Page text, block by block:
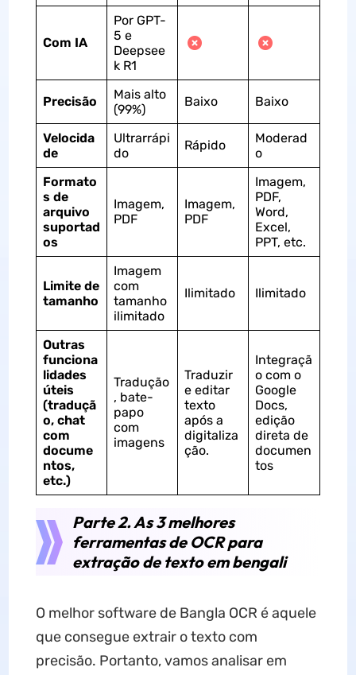
Com IA
Por GPT-
5 e
Deepsee
k R1
Precisão
Mais alto
(99%)
Baixo Baixo
Velocida
de
Ultrarrápi
do
Rápido
Moderad
o
Formato
s de
arquivo
suportad
os
Imagem,
PDF
Imagem,
PDF
Imagem,
PDF,
Word,
Excel,
PPT, etc.
Limite de
tamanho
Imagem
com
tamanho
ilimitado
Ilimitado Ilimitado
Outras
funciona
lidades
úteis
(traduçã
o, chat
com
docume
ntos,
etc.)
Tradução
, bate-
papo
com
imagens
Traduzir
e editar
texto
após a
digitaliza
ção.
Integraçã
o com o
Google
Docs,
edição
direta de
documen
tos
Parte 2. As 3 melhores
ferramentas de OCR para
extração de texto em bengali
O melhor software de Bangla OCR é aquele
que consegue extrair o texto com
precisão. Portanto, vamos analisar em